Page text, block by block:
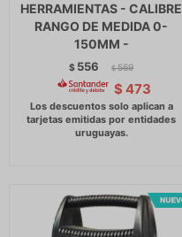
HERRAMIENTAS - CALIBRE
RANGO DE MEDIDA 0-
150MM -
$ 556 $ 569
$ 473